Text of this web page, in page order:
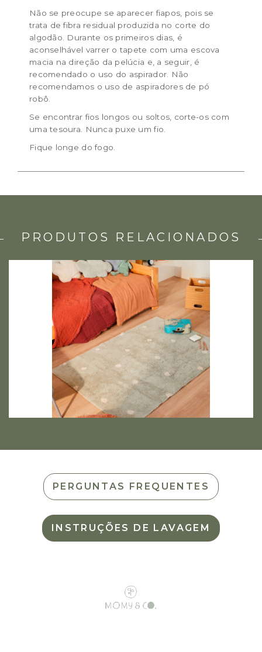
Não se preocupe se aparecer fiapos, pois se
trata de fibra residual produzida no corte do
algodão. Durante os primeiros dias, é
aconselhável varrer o tapete com uma escova
macia na direção da pelúcia e, a seguir, é
recomendado o uso do aspirador. Não
recomendamos o uso de aspiradores de pó
robô.
Se encontrar fios longos ou soltos, corte-os com
uma tesoura. Nunca puxe um fio.
Fique longe do fogo.
PRODUTOS RELACIONADOS
PERGUNTAS FREQUENTES
INSTRUÇÕES DE LAVAGEM